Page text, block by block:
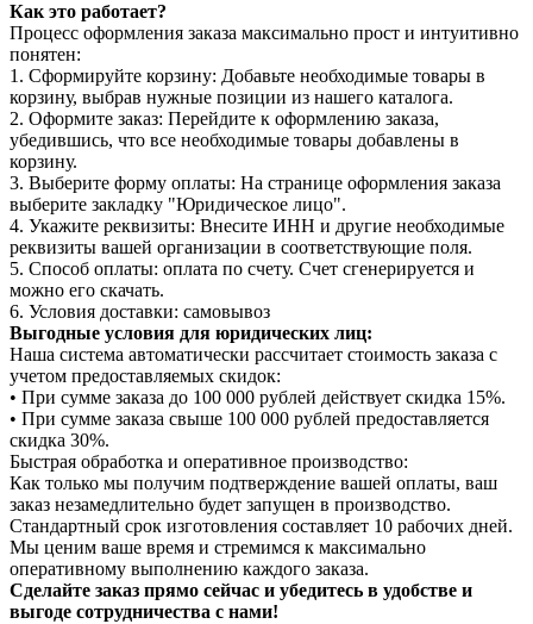
Как это работает?
Процесс оформления заказа максимально прост и интуитивно
понятен:
1. Сформируйте корзину: Добавьте необходимые товары в
корзину, выбрав нужные позиции из нашего каталога.
2. Оформите заказ: Перейдите к оформлению заказа,
убедившись, что все необходимые товары добавлены в
корзину.
3. Выберите форму оплаты: На странице оформления заказа
выберите закладку "Юридическое лицо".
4. Укажите реквизиты: Внесите ИНН и другие необходимые
реквизиты вашей организации в соответствующие поля.
5. Способ оплаты: оплата по счету. Счет сгенерируется и
можно его скачать.
6. Условия доставки: самовывоз
Выгодные условия для юридических лиц:
Наша система автоматически рассчитает стоимость заказа с
учетом предоставляемых скидок:
• При сумме заказа до 100 000 рублей действует скидка 15%.
• При сумме заказа свыше 100 000 рублей предоставляется
скидка 30%.
Быстрая обработка и оперативное производство:
Как только мы получим подтверждение вашей оплаты, ваш
заказ незамедлительно будет запущен в производство.
Стандартный срок изготовления составляет 10 рабочих дней.
Мы ценим ваше время и стремимся к максимально
оперативному выполнению каждого заказа.
Сделайте заказ прямо сейчас и убедитесь в удобстве и
выгоде сотрудничества с нами!